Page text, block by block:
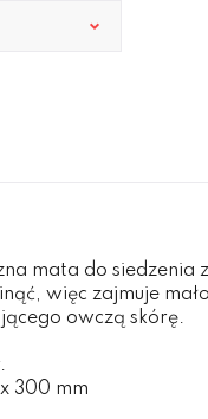
mata do
więc zajmuje
owczą skórę.
300 mm